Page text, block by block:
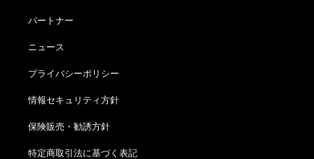
パートナー
ニュース
プライバシーポリシー
情報セキュリティ方針
保険販売・勧誘方針
特定商取引法に基づく表記